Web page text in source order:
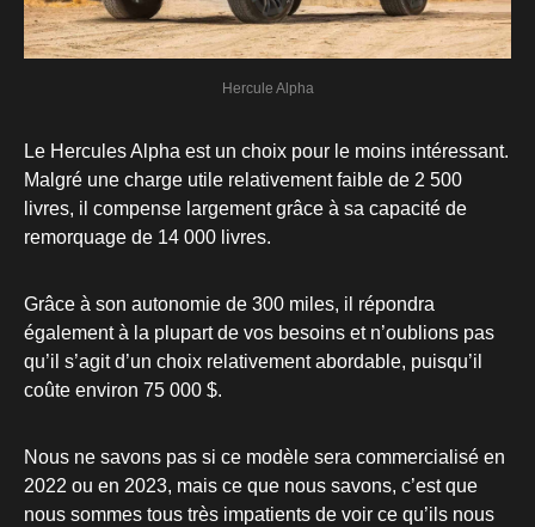
Hercule Alpha
Le Hercules Alpha est un choix pour le moins intéressant.
Malgré une charge utile relativement faible de 2 500
livres, il compense largement grâce à sa capacité de
remorquage de 14 000 livres.
Grâce à son autonomie de 300 miles, il répondra
également à la plupart de vos besoins et n’oublions pas
qu’il s’agit d’un choix relativement abordable, puisqu’il
coûte environ 75 000 $.
Nous ne savons pas si ce modèle sera commercialisé en
2022 ou en 2023, mais ce que nous savons, c’est que
nous sommes tous très impatients de voir ce qu’ils nous